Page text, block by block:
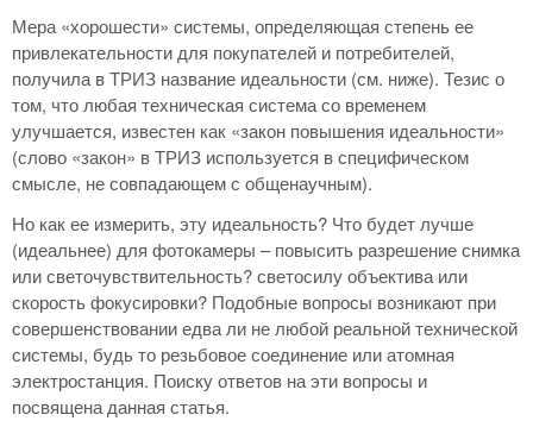
Мера «хорошести» системы, определяющая степень ее
привлекательности для покупателей и потребителей,
получила в ТРИЗ название идеальности (см. ниже). Тезис о
том, что любая техническая система со временем
улучшается, известен как «закон повышения идеальности»
(слово «закон» в ТРИЗ используется в специфическом
смысле, не совпадающем с общенаучным).
Но как ее измерить, эту идеальность? Что будет лучше
(идеальнее) для фотокамеры – повысить разрешение снимка
или светочувствительность? светосилу объектива или
скорость фокусировки? Подобные вопросы возникают при
совершенствовании едва ли не любой реальной технической
системы, будь то резьбовое соединение или атомная
электростанция. Поиску ответов на эти вопросы и
посвящена данная статья.